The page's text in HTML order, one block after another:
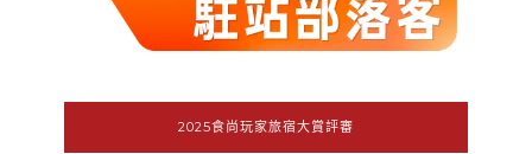
2025食尚玩家旅宿大賞評審